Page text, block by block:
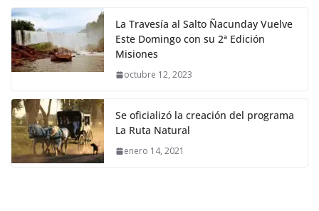
La Travesía al Salto Ñacunday Vuelve
Este Domingo con su 2ª Edición
Misiones
octubre 12, 2023
Se oficializó la creación del programa
La Ruta Natural
enero 14, 2021